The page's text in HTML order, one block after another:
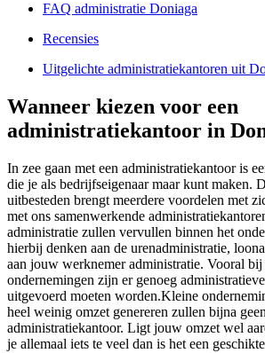
FAQ administratie Doniaga
Recensies
Uitgelichte administratiekantoren uit
Wanneer kiezen voor een
administratiekantoor in
In zee gaan met een administratiekantoor is
die je als bedrijfseigenaar maar kunt maken.
uitbesteden brengt meerdere voordelen met
met ons samenwerkende
administratie zullen vervullen binnen het
hierbij denken aan de urenadministratie,
aan jouw werknemer administratie. Vooral bij
ondernemingen zijn er genoeg
uitgevoerd moeten worden.Kleine
heel weinig omzet genereren zullen bijna
administratiekantoor. Ligt jouw omzet wel
je allemaal iets te veel dan is het een